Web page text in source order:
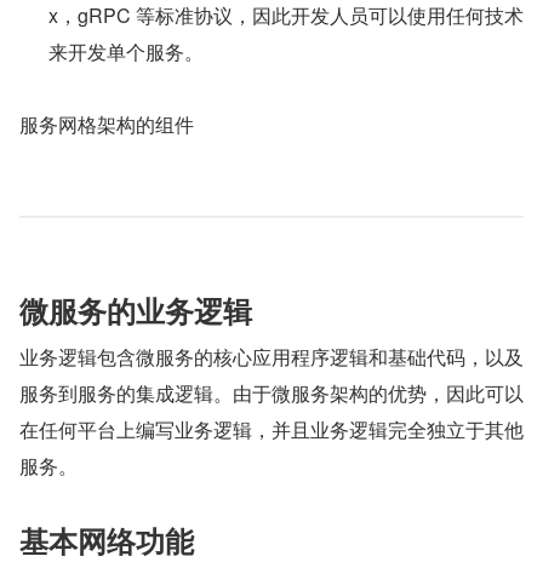
x，gRPC 等标准协议，因此开发人员可以使用任何技术
来开发单个服务。
服务网格架构的组件
微服务的业务逻辑
业务逻辑包含微服务的核心应用程序逻辑和基础代码，以及
服务到服务的集成逻辑。由于微服务架构的优势，因此可以
在任何平台上编写业务逻辑，并且业务逻辑完全独立于其他
服务。
基本网络功能